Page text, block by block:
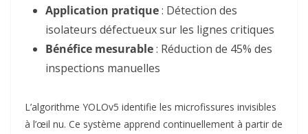
Application pratique: Détection des
isolateurs défectueux sur les lignes critiques
Bénéfice mesurable: Réduction de 45% des
inspections manuelles
L’algorithme YOLOv5 identifie les microfissures invisibles
à l’œil nu. Ce système apprend continuellement à partir de